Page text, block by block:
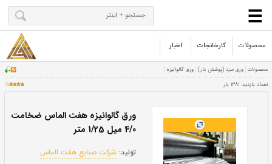
محصولات کارخانجات اخبار